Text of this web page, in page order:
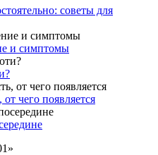
советы для
и симптомы
чего появляется